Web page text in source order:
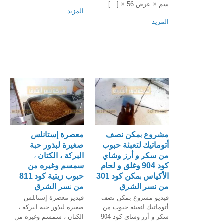
المزيد
سم × عرض 56 × […]
المزيد
معصرة إستانلس
صغيرة لبذور حبة
البركة ، الكتان ،
سمسم وغيره من
حبوب زيتية كود 811
من نسر الشرق
فيديو معصرة إستانلس
صغيرة لبذور حبة البركة ،
الكتان ، سمسم وغيره من
مشروع بمكن نصف
أتوماتيك لتعبئة حبوب
من سكر و أرز وشاي
كود 904 وغلق و لحام
الأكياس بمكن كود 301
من نسر الشرق
فيديو مشروع بمكن نصف
أتوماتيك لتعبئة حبوب من
سكر و أرز وشاي كود 904